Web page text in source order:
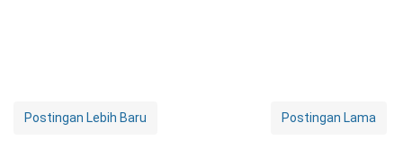
Postingan Lebih Baru Postingan Lama